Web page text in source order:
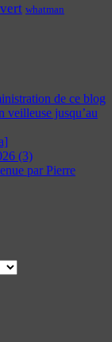
vert whatman
de ce blog
veilleuse jusqu’au
(3)
par Pierre